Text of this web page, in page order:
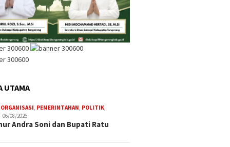
UTAMA
ORGANISASI, PEMERINTAHAN, POLITIK,
06/08/2026
Andra Soni dan Bupati Ratu